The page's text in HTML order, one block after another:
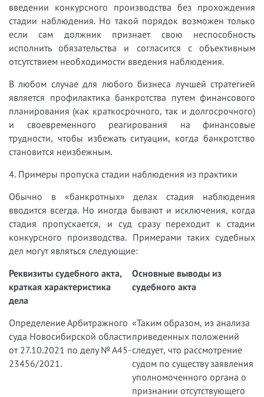
введении конкурсного производства без прохождения
стадии наблюдения. Но такой порядок возможен только
если сам должник признает свою неспособность
исполнить обязательства и согласится с объективным
отсутствием необходимости введения наблюдения.
В любом случае для любого бизнеса лучшей стратегией
является профилактика банкротства путем финансового
планирования (как краткосрочного, так и долгосрочного)
и своевременного реагирования на финансовые
трудности, чтобы избежать ситуации, когда банкротство
становится неизбежным.
4. Примеры пропуска стадии наблюдения из практики
Обычно в «банкротных» делах стадия наблюдения
вводится всегда. Но иногда бывают и исключения, когда
стадия пропускается, и суд сразу переходит к стадии
конкурсного производства. Примерами таких судебных
дел могут являться следующие:
Реквизиты судебного акта,
краткая характеристика
дела
Основные выводы из
судебного акта
Определение Арбитражного
суда Новосибирской области
от 27.10.2021 по делу № А45-
23456/2021.
«Таким образом, из анализа
приведенных положений
следует, что рассмотрение
судом по существу заявления
уполномоченного органа о
признании отсутствующего